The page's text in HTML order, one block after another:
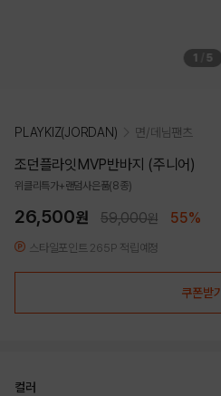
1 5
PLAYKIZ(JORDAN) 면/데님팬츠
조던플라잇MVP반바지 (주니어)
위클리특가+랜덤사은품(8종)
26,500원 59,000원 55%
스타일포인트 265P 적립예정
쿠폰받기
컬러